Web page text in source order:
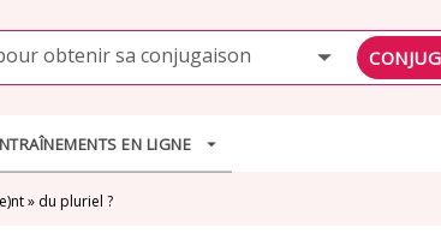
obtenir sa conjugaison
EN LIGNE arrow_drop_down
» du pluriel ?